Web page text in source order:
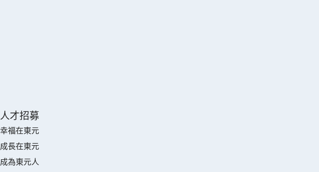
人才招募
幸福在東元
成長在東元
成為東元人